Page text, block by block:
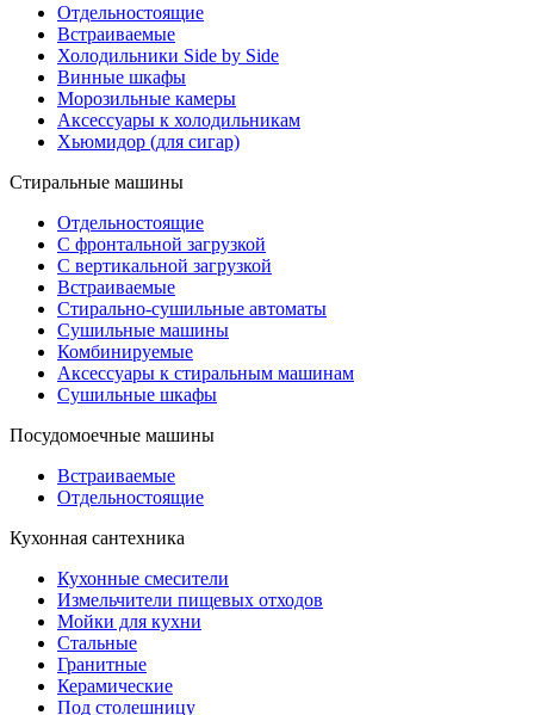
Отдельностоящие
Встраиваемые
Холодильники Side by Side
Винные шкафы
Морозильные камеры
Аксессуары к холодильникам
Хьюмидор (для сигар)
Стиральные машины
Отдельностоящие
С фронтальной загрузкой
С вертикальной загрузкой
Встраиваемые
Стирально-сушильные автоматы
Сушильные машины
Комбинируемые
Аксессуары к стиральным машинам
Сушильные шкафы
Посудомоечные машины
Встраиваемые
Отдельностоящие
Кухонная сантехника
Кухонные смесители
Измельчители пищевых отходов
Мойки для кухни
Стальные
Гранитные
Керамические
Под столешницу